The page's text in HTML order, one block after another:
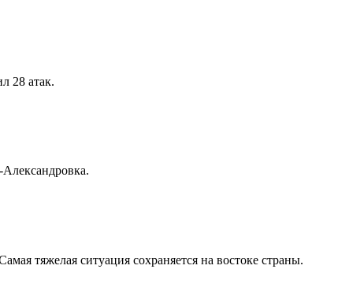
28 атак.
тяжелая ситуация сохраняется на востоке страны.